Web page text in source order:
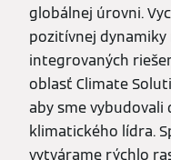
globálnej úrovni.
pozitívnej
integrovaných
oblasť Climate
aby sme
klimatického lídra.
vytvárame rýchlo